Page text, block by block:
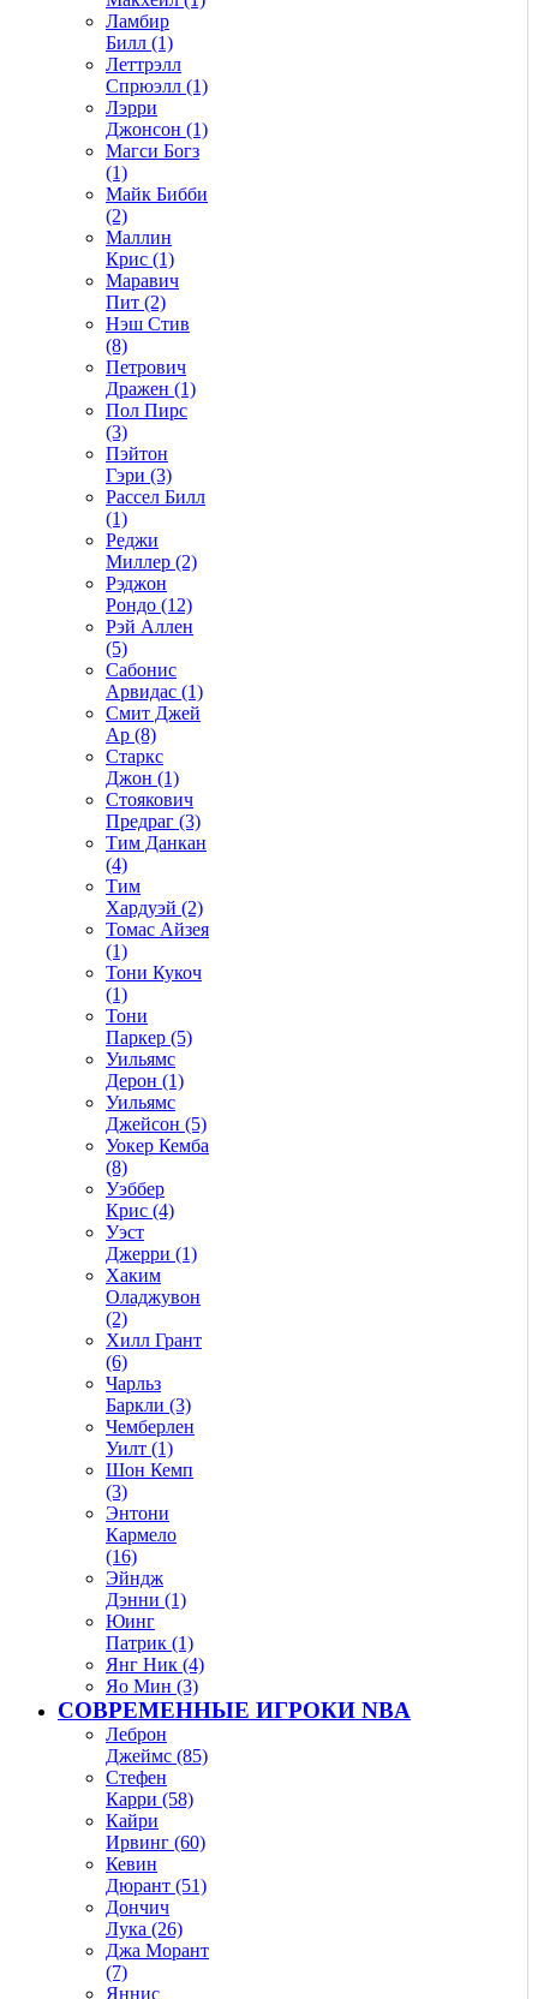
Ламбир
Билл (1)
Леттрэлл
Спрюэлл (1)
Лэрри
Джонсон (1)
Магси Богз
(1)
Майк Бибби
(2)
Маллин
Крис (1)
Маравич
Пит (2)
Нэш Стив
(8)
Петрович
Дражен (1)
Пол Пирс
(3)
Пэйтон
Гэри (3)
Рассел Билл
(1)
Реджи
Миллер (2)
Рэджон
Рондо (12)
Рэй Аллен
(5)
Сабонис
Арвидас (1)
Смит Джей
Ар (8)
Старкс
Джон (1)
Стоякович
Предраг (3)
Тим Данкан
(4)
Тим
Хардуэй (2)
Томас Айзея
(1)
Тони Кукоч
(1)
Тони
Паркер (5)
Уильямс
Дерон (1)
Уильямс
Джейсон (5)
Уокер Кемба
(8)
Уэббер
Крис (4)
Уэст
Джерри (1)
Хаким
Оладжувон
(2)
Хилл Грант
(6)
Чарльз
Баркли (3)
Чемберлен
Уилт (1)
Шон Кемп
(3)
Энтони
Кармело
(16)
Эйндж
Дэнни (1)
Юинг
Патрик (1)
Янг Ник (4)
Яо Мин (3)
СОВРЕМЕННЫЕ ИГРОКИ NBA
Леброн
Джеймс (85)
Стефен
Карри (58)
Кайри
Ирвинг (60)
Кевин
Дюрант (51)
Дончич
Лука (26)
Джа Морант
(7)
Яннис